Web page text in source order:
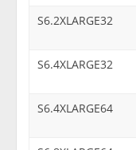
S6.2XLARGE32
S6.4XLARGE32
S6.4XLARGE64